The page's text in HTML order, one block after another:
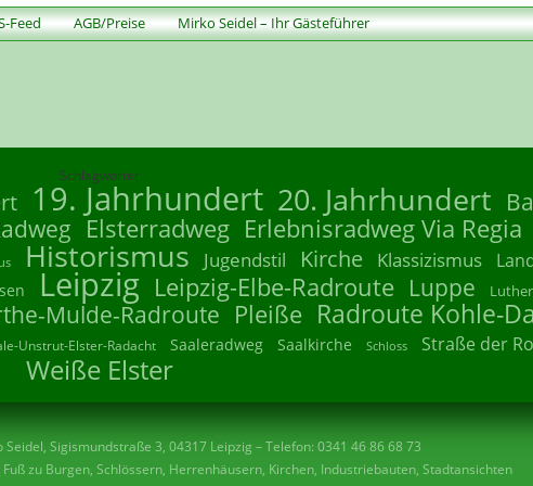
Feed AGB/Preise Mirko Seidel – Ihr Gästeführer
Schlagwörter
19. Jahrhundert 20. Jahrhundert
Elsterradweg Erlebnisradweg Via Regia
Historismus Jugendstil Kirche Klassizismus
Leipzig Leipzig-Elbe-Radroute Luppe
Mulde-Radroute Pleiße Radroute Kohle-
Unstrut-Elster-Radacht Saaleradweg Saalkirche Schloss Straße der
Weiße Elster
Sigismundstraße 3, 04317 Leipzig – Telefon: 0341 46 86 68 73
zu Burgen, Schlössern, Herrenhäusern, Kirchen, Industriebauten, Stadtansichten